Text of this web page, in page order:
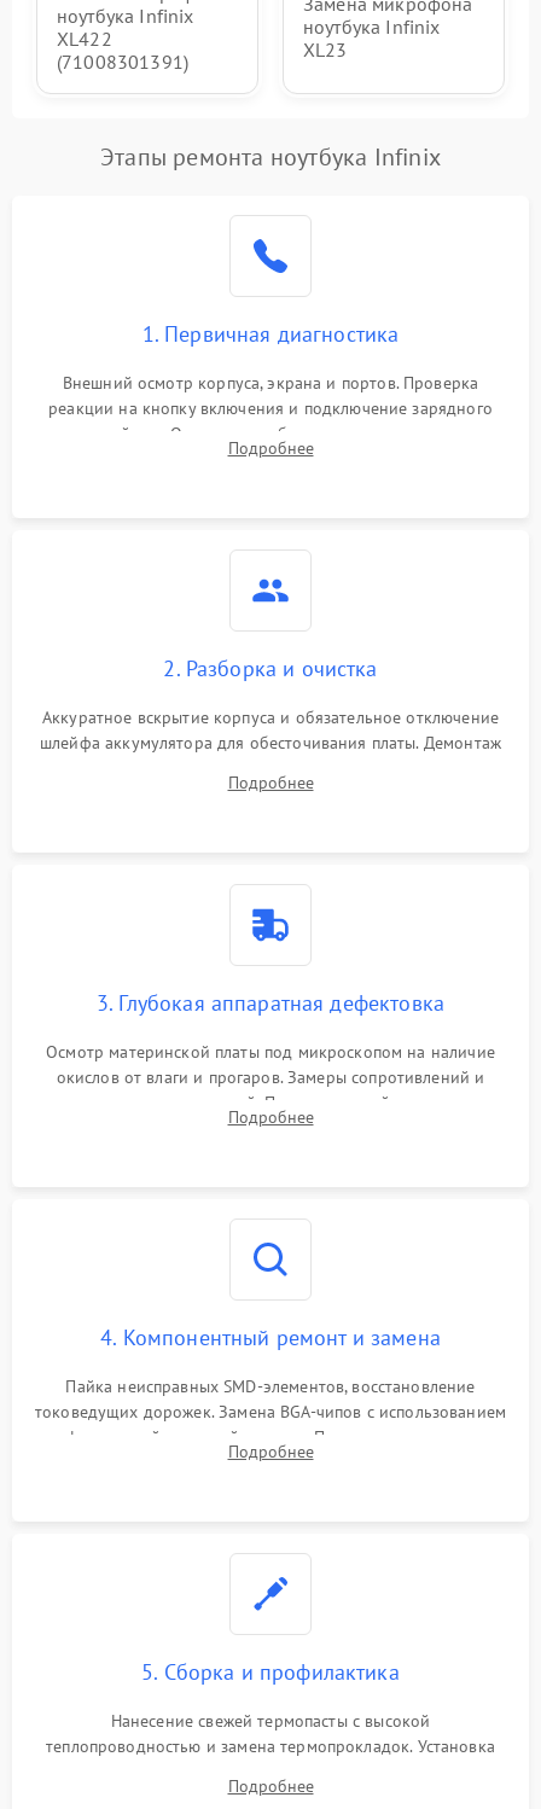
ноутбука Infinix
XL422
(71008301391)
ноутбука Infinix
XL23
Этапы ремонта ноутбука Infinix
1. Первичная диагностика
Внешний осмотр корпуса, экрана и портов. Проверка
реакции на кнопку включения и подключение зарядного
устройства. Оценка потребления тока с помощью
лабораторного блока питания для локализации проблемы.
Подробнее
2. Разборка и очистка
Аккуратное вскрытие корпуса и обязательное отключение
шлейфа аккумулятора для обесточивания платы. Демонтаж
высохшей термопасты с кристаллов чипов.
Подробнее
3. Глубокая аппаратная дефектовка
Осмотр материнской платы под микроскопом на наличие
окислов от влаги и прогаров. Замеры сопротивлений и
дежурных напряжений. Проверка цепей питания,
мультиконтроллера, процессора и видеочипа.
Подробнее
4. Компонентный ремонт и замена
Пайка неисправных SMD-элементов, восстановление
токоведущих дорожек. Замена BGA-чипов с использованием
инфракрасной паяльной станции. Прошивка микросхемы
BIOS или замена поврежденных портов USB
Подробнее
5. Сборка и профилактика
Нанесение свежей термопасты с высокой
теплопроводностью и замена термопрокладок. Установка
шлейфов, модулей памяти и накопителей. Предварительная
Подробнее